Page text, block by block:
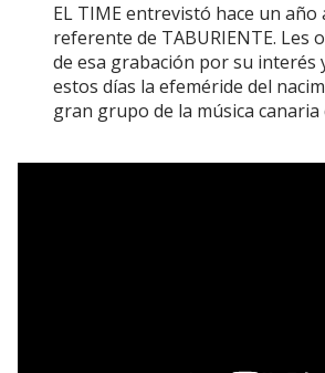
EL TIME entrevistó hace un año
referente de TABURIENTE. Les
de esa grabación por su interés
estos días la efeméride del
gran grupo de la música canaria